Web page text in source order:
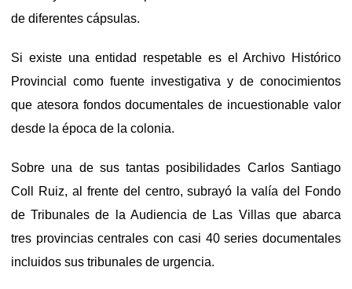
de diferentes cápsulas.
Si existe una entidad respetable es el Archivo Histórico
Provincial como fuente investigativa y de conocimientos
que atesora fondos documentales de incuestionable valor
desde la época de la colonia.
Sobre una de sus tantas posibilidades Carlos Santiago
Coll Ruiz, al frente del centro, subrayó la valía del Fondo
de Tribunales de la Audiencia de Las Villas que abarca
tres provincias centrales con casi 40 series documentales
incluidos sus tribunales de urgencia.